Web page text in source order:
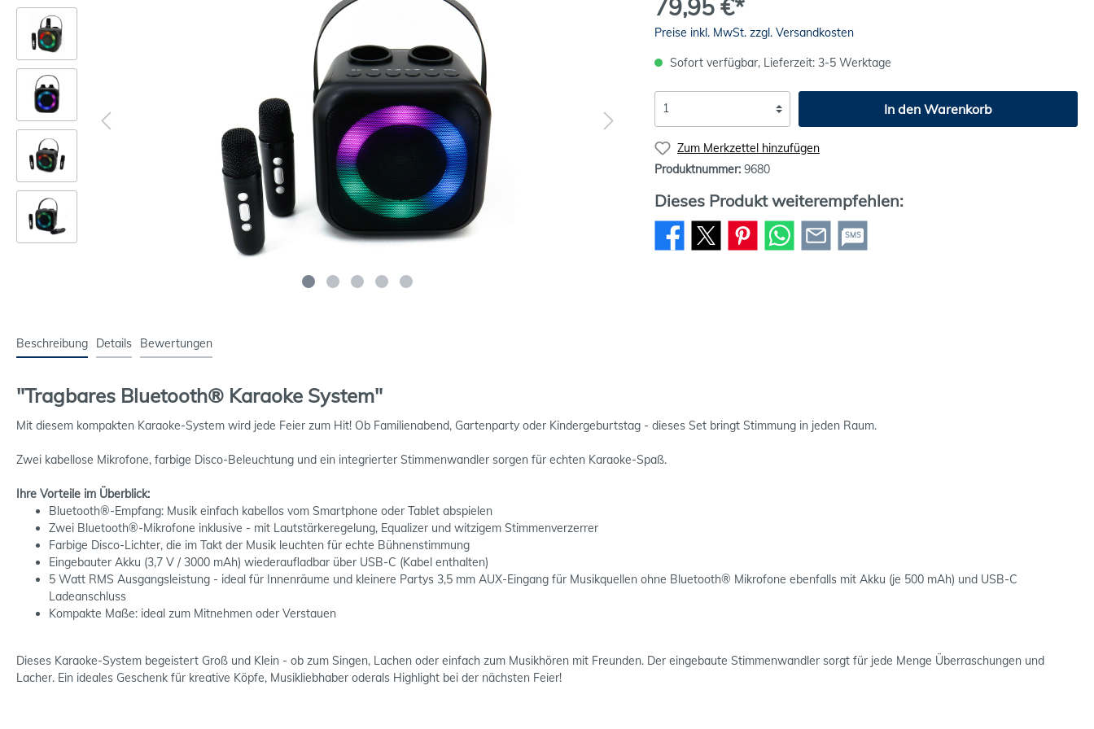
79,95 €*
Preise inkl. MwSt. zzgl. Versandkosten
Sofort verfügbar, Lieferzeit: 3-5 Werktage
In den Warenkorb
Zum Merkzettel hinzufügen
Produktnummer: 9680
Dieses Produkt weiterempfehlen:
SMS
Beschreibung Details Bewertungen
"Tragbares Bluetooth® Karaoke System"
Mit diesem kompakten Karaoke-System wird jede Feier zum Hit! Ob Familienabend, Gartenparty oder Kindergeburtstag - dieses Set bringt Stimmung in jeden Raum.
Zwei kabellose Mikrofone, farbige Disco-Beleuchtung und ein integrierter Stimmenwandler sorgen für echten Karaoke-Spaß.
Ihre Vorteile im Überblick:
Bluetooth®-Empfang: Musik einfach kabellos vom Smartphone oder Tablet abspielen
Zwei Bluetooth®-Mikrofone inklusive - mit Lautstärkeregelung, Equalizer und witzigem Stimmenverzerrer
Farbige Disco-Lichter, die im Takt der Musik leuchten für echte Bühnenstimmung
Eingebauter Akku (3,7 V / 3000 mAh) wiederaufladbar über USB-C (Kabel enthalten)
5 Watt RMS Ausgangsleistung - ideal für Innenräume und kleinere Partys 3,5 mm AUX-Eingang für Musikquellen ohne Bluetooth® Mikrofone ebenfalls mit Akku (je 500 mAh) und USB-C
Ladeanschluss
Kompakte Maße: ideal zum Mitnehmen oder Verstauen
Dieses Karaoke-System begeistert Groß und Klein - ob zum Singen, Lachen oder einfach zum Musikhören mit Freunden. Der eingebaute Stimmenwandler sorgt für jede Menge Überraschungen und
Lacher. Ein ideales Geschenk für kreative Köpfe, Musikliebhaber oderals Highlight bei der nächsten Feier!